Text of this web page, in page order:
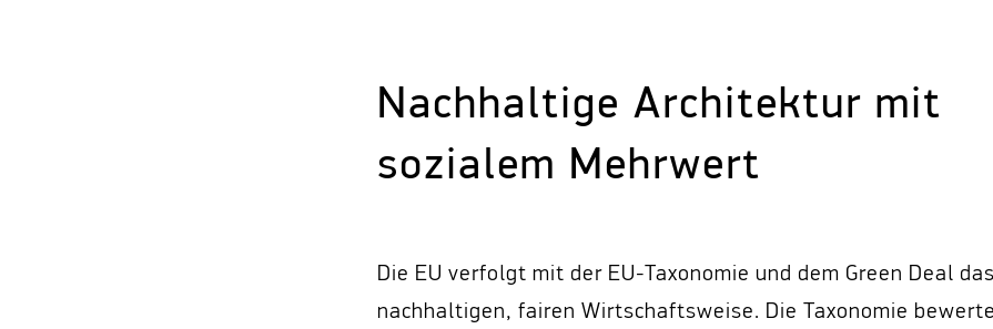
Nachhaltige Architektur mit
sozialem Mehrwert
Die EU verfolgt mit der EU-Taxonomie und dem Green Deal
nachhaltigen, fairen Wirtschaftsweise. Die Taxonomie